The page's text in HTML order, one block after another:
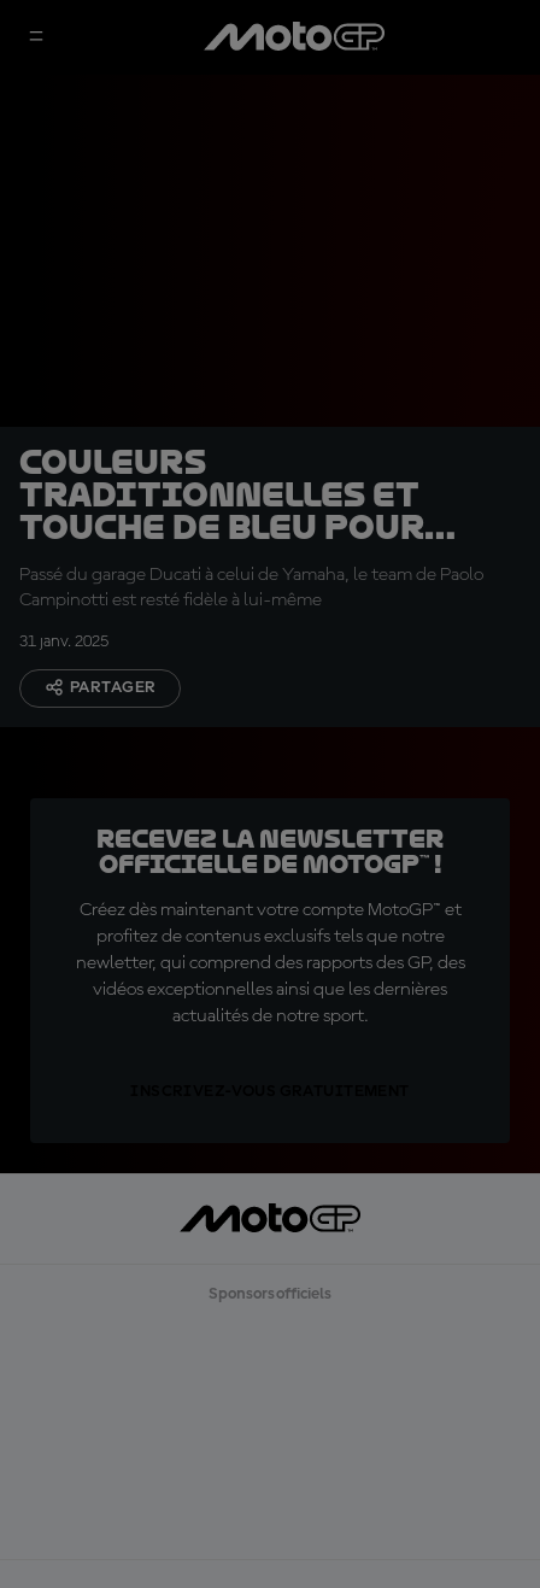
Couleurs
traditionnelles et
touche de bleu pour
Pramac
Passé du garage Ducati à celui de Yamaha, le team de Paolo
Campinotti est resté fidèle à lui-même
31 janv. 2025
PARTAGER
Recevez la Newsletter
officielle de MotoGP™ !
Créez dès maintenant votre compte MotoGP™ et
profitez de contenus exclusifs tels que notre
newletter, qui comprend des rapports des GP, des
vidéos exceptionnelles ainsi que les dernières
actualités de notre sport.
Sponsors officiels